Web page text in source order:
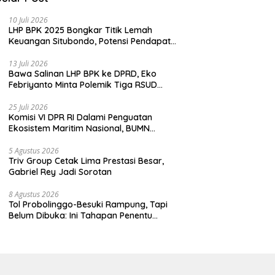
10 Juli 2026
LHP BPK 2025 Bongkar Titik Lemah
Keuangan Situbondo, Potensi Pendapatan
13 Juli 2026
Bawa Salinan LHP BPK ke DPRD, Eko
Febriyanto Minta Polemik Tiga RSUD
Opini
25 Juli 2026
Komisi VI DPR RI Dalami Penguatan
Ekosistem Maritim Nasional, BUMN
Surabaya
5 Agustus 2026
Triv Group Cetak Lima Prestasi Besar,
Gabriel Rey Jadi Sorotan
8 Agustus 2026
Tol Probolinggo-Besuki Rampung, Tapi
Belum Dibuka: Ini Tahapan Penentu